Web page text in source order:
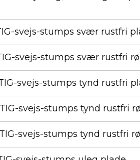
svejs-stumps svær rustfri
svejs-stumps svær rustfri
svejs-stumps tynd rustfri
svejs-stumps tynd rustfri
svejs-stumps tynd rustfri